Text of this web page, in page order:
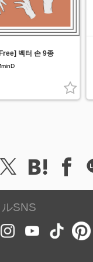
벡터 손 9종
SNS